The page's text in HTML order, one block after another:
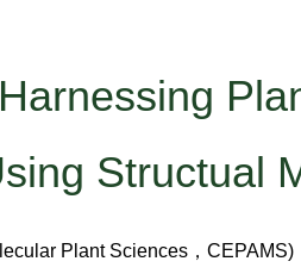
Structual
Plant Sciences，CEPAMS)